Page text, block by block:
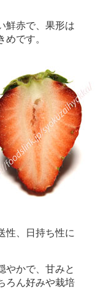
鮮赤で、果形は
です。
性、日持ち性に
やかで、甘みと
ろん好みや栽培